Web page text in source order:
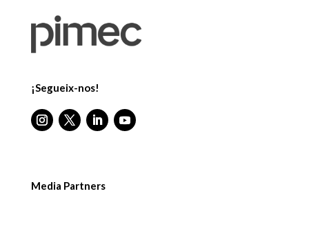
¡Segueix-nos!
Media Partners